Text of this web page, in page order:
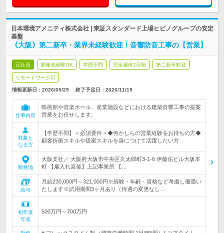
日本環境アメニティ株式会社 | 東証スタンダード上場ヒビノグループの安定
基盤
《大阪》第二新卒・業界未経験歓迎！音響防音工事の【営業】
正社員 業種未経験OK 学歴不問 完全週休2日制 第二新卒歓迎
リモートワーク可
情報更新日：2026/05/29 終了予定日： 2026/11/19
仕事内容
映画館や音楽ホール、産業施設などにおける建築音響工事の提案
営業をお任せします。
対象と
なる方
【学歴不問】＜必須要件＞◆何かしらの営業経験をお持ちの方◆
顧客折衝スキルや提案スキルを身につけて活躍したい方
勤務地
大阪支社／ 大阪府大阪市中央区久太郎町3-1-6 伊藤佑ビル大阪本
町 【雇入れ直後】上記事業所 【…
給与
月給230,000円～321,000円※経験・年齢・資格など考慮し優遇い
たします※試用期間3ヶ月あり（待遇の変更なし…
初年度
年収
500万円～700万円